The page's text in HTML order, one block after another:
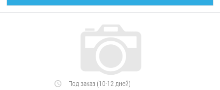
Под заказ (10-12 дней)